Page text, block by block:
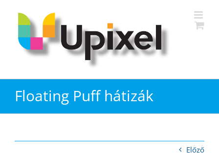
Floating Puff hátizák
Előző